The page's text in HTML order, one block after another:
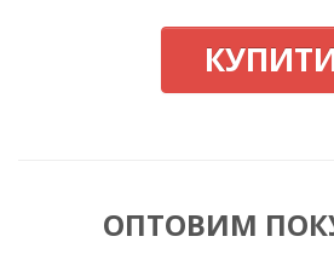
ОПТОВИМ